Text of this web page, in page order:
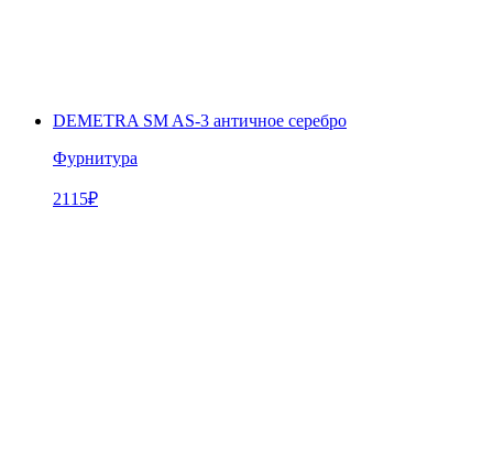
DEMETRA SM AS-3 античное серебро
Фурнитура
2115₽